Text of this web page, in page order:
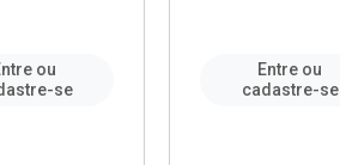
ou
se
Entre ou
cadastre-se